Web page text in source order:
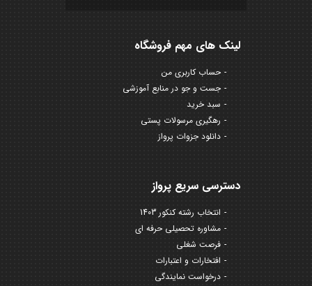
لینک های مهم فروشگاه
حساب کاربری من
جست و جو در منابع آموزشی
سبد خرید
رهگیری مرسولات پستی
دانلود جزوات پرواز
دسترسی سریع پرواز
انتخاب رشته کنکور 1403
مشاوره تحصیلی حرفه ای
فرصت شغلی
افتخارات و اعتبارات
درخواست نمایندگی